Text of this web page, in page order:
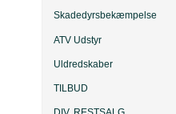
Skadedyrsbekæmpelse
ATV Udstyr
Uldredskaber
TILBUD